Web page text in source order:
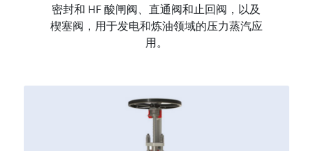
密封和 HF 酸闸阀、直通阀和止回阀，以及
楔塞阀，用于发电和炼油领域的压力蒸汽应
用。